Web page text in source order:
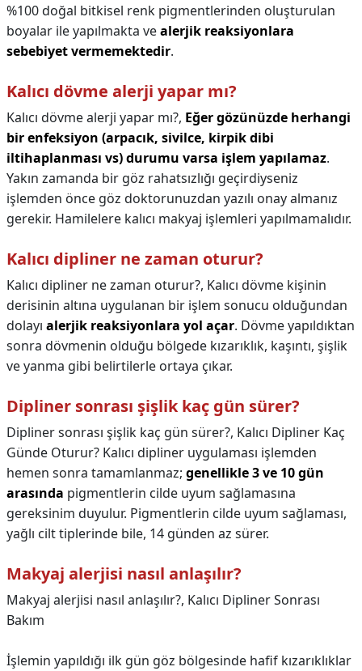
%100 doğal bitkisel renk pigmentlerinden oluşturulan
boyalar ile yapılmakta vealerjik reaksiyonlara
sebebiyet vermemektedir.
Kalıcı dövme alerji yapar mı?
Kalıcı dövme alerji yapar mı?, Eğer gözünüzde herhangi
bir enfeksiyon (arpacık, sivilce, kirpik dibi
iltihaplanması vs) durumu varsa işlem yapılamaz.
Yakın zamanda bir göz rahatsızlığı geçirdiyseniz
işlemden önce göz doktorunuzdan yazılı onay almanız
gerekir. Hamilelere kalıcı makyaj işlemleri yapılmamalıdır.
Kalıcı dipliner ne zaman oturur?
Kalıcı dipliner ne zaman oturur?, Kalıcı dövme kişinin
derisinin altına uygulanan bir işlem sonucu olduğundan
dolayı alerjik reaksiyonlara yol açar. Dövme yapıldıktan
sonra dövmenin olduğu bölgede kızarıklık, kaşıntı, şişlik
ve yanma gibi belirtilerle ortaya çıkar.
Dipliner sonrası şişlik kaç gün sürer?
Dipliner sonrası şişlik kaç gün sürer?, Kalıcı Dipliner Kaç
Günde Oturur? Kalıcı dipliner uygulaması işlemden
hemen sonra tamamlanmaz; genellikle 3 ve 10 gün
arasında pigmentlerin cilde uyum sağlamasına
gereksinim duyulur. Pigmentlerin cilde uyum sağlaması,
yağlı cilt tiplerinde bile, 14 günden az sürer.
Makyaj alerjisi nasıl anlaşılır?
Makyaj alerjisi nasıl anlaşılır?, Kalıcı Dipliner Sonrası
Bakım
İşlemin yapıldığı ilk gün göz bölgesinde hafif kızarıklıklar